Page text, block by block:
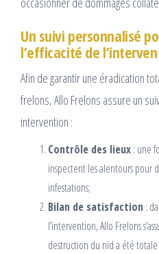
Un suivi personnalisé
l’efficacité de
Afin de garantir une éradication
frelons, Allo Frelons assure un
intervention :
Contrôle des lieux: une
inspectent les alentours pour
infestations;
Bilan de satisfaction :
l’intervention, Allo Frelons
destruction du nid a été